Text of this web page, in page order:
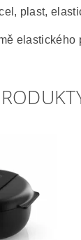
plast,
elastického